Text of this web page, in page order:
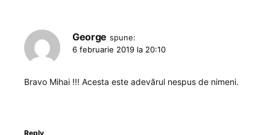
George spune:
6 februarie 2019 la 20:10
Bravo Mihai !!! Acesta este adevărul nespus de nimeni.
Reply